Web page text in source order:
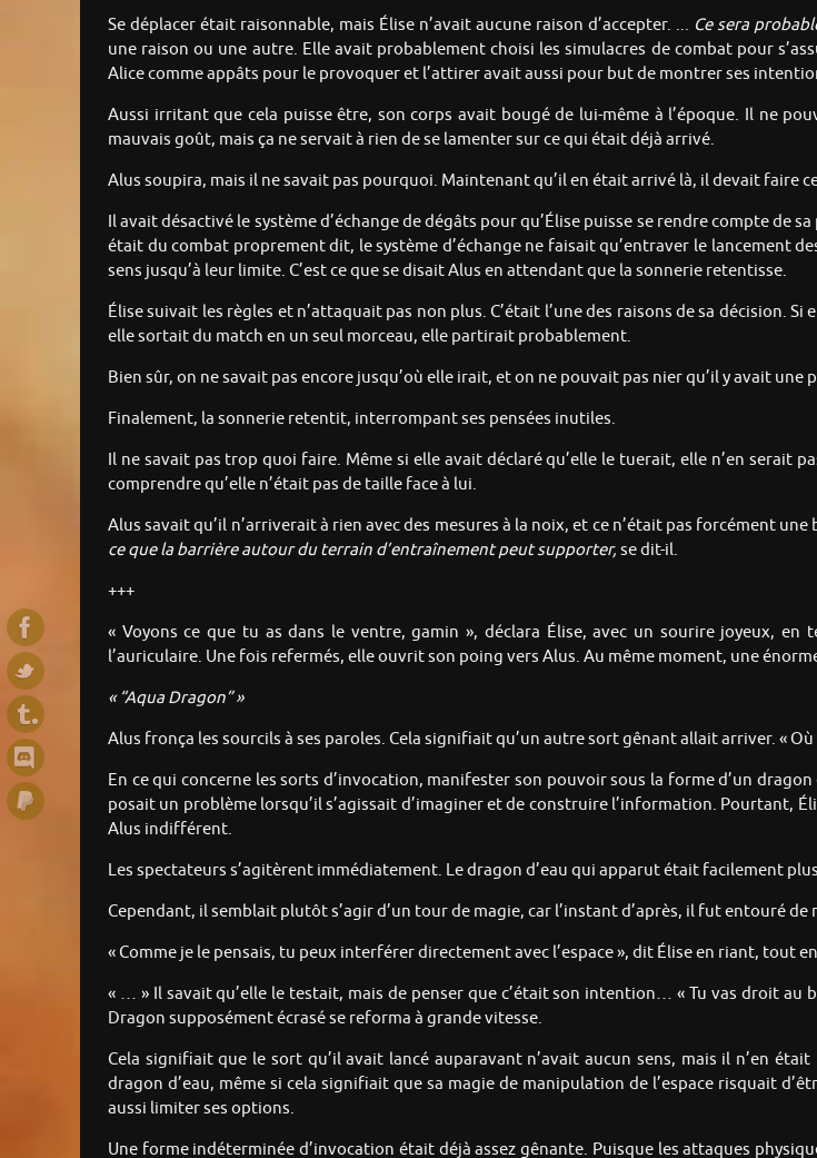
Se déplacer était raisonnable, mais Élise n’avait aucune raison d’accepter. ... Ce sera
une raison ou une autre. Elle avait probablement choisi les simulacres de combat pour
Alice comme appâts pour le provoquer et l’attirer avait aussi pour but de montrer ses
Aussi irritant que cela puisse être, son corps avait bougé de lui-même à l’époque. Il ne
mauvais goût, mais ça ne servait à rien de se lamenter sur ce qui était déjà arrivé.
Alus soupira, mais il ne savait pas pourquoi. Maintenant qu’il en était arrivé là, il devait faire
Il avait désactivé le système d’échange de dégâts pour qu’Élise puisse se rendre compte de
était du combat proprement dit, le système d’échange ne faisait qu’entraver le lancement
sens jusqu’à leur limite. C’est ce que se disait Alus en attendant que la sonnerie retentisse.
Élise suivait les règles et n’attaquait pas non plus. C’était l’une des raisons de sa décision.
elle sortait du match en un seul morceau, elle partirait probablement.
Bien sûr, on ne savait pas encore jusqu’où elle irait, et on ne pouvait pas nier qu’il y avait une
Finalement, la sonnerie retentit, interrompant ses pensées inutiles.
Il ne savait pas trop quoi faire. Même si elle avait déclaré qu’elle le tuerait, elle n’en serait
comprendre qu’elle n’était pas de taille face à lui.
Alus savait qu’il n’arriverait à rien avec des mesures à la noix, et ce n’était pas forcément une
ce que la barrière autour du terrain d’entraînement peut supporter, se dit-il.
+++
« Voyons ce que tu as dans le ventre, gamin », déclara Élise, avec un sourire joyeux,
l’auriculaire. Une fois refermés, elle ouvrit son poing vers Alus. Au même moment, une
« “Aqua Dragon” »
Alus fronça les sourcils à ses paroles. Cela signifiait qu’un autre sort gênant allait arriver. « Où
En ce qui concerne les sorts d’invocation, manifester son pouvoir sous la forme d’un
posait un problème lorsqu’il s’agissait d’imaginer et de construire l’information. Pourtant,
Alus indifférent.
Les spectateurs s’agitèrent immédiatement. Le dragon d’eau qui apparut était facilement
Cependant, il semblait plutôt s’agir d’un tour de magie, car l’instant d’après, il fut entouré
« Comme je le pensais, tu peux interférer directement avec l’espace », dit Élise en riant, tout
« … » Il savait qu’elle le testait, mais de penser que c’était son intention… « Tu vas droit au
Dragon supposément écrasé se reforma à grande vitesse.
Cela signifiait que le sort qu’il avait lancé auparavant n’avait aucun sens, mais il n’en
dragon d’eau, même si cela signifiait que sa magie de manipulation de l’espace risquait
aussi limiter ses options.
Une forme indéterminée d’invocation était déjà assez gênante. Puisque les attaques